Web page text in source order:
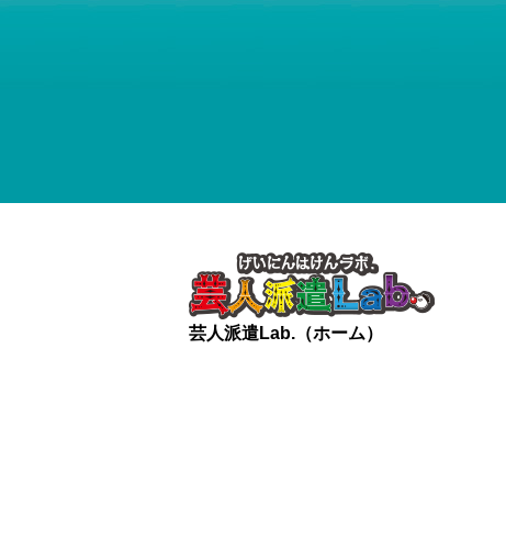
芸人派遣Lab.（ホーム）